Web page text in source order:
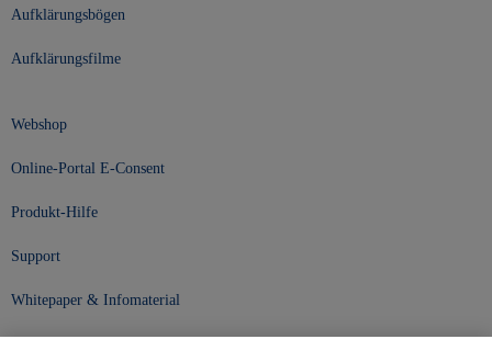
Aufklärungsbögen
Aufklärungsfilme
Webshop
Online-Portal E-Consent
Produkt-Hilfe
Support
Whitepaper & Infomaterial